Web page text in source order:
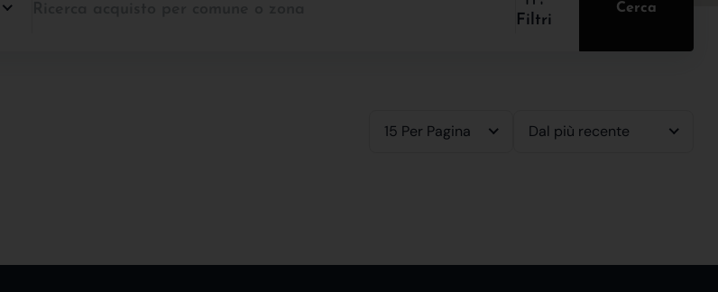
Filtri
Cerca
15 Per Pagina Dal più recente